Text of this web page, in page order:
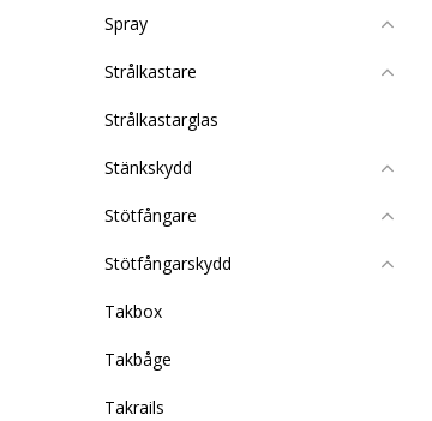
Spray
Strålkastare
Strålkastarglas
Stänkskydd
Stötfångare
Stötfångarskydd
Takbox
Takbåge
Takrails